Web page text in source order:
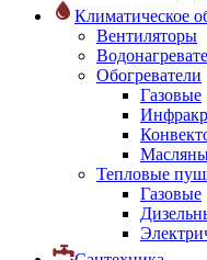
Климатическое
Вентиляторы
Обогреватели
Газовые
Тепловые
Газовые